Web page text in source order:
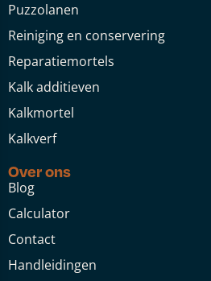
Puzzolanen
Reiniging en conservering
Reparatiemortels
Kalk additieven
Kalkmortel
Kalkverf
Over ons
Blog
Calculator
Contact
Handleidingen